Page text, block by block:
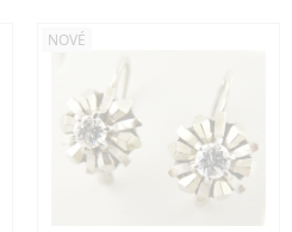
NOVÉ